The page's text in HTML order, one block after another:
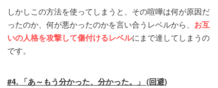
しかしこの方法を使ってしまうと、その喧嘩は何が原因だ
ったのか、何が悪かったのかを言い合うレベルから、 お互
いの人格を攻撃して傷付けるレベルにまで達してしまうの
です。
#4. 「あ～もう分かった、分かった。」 (回避)